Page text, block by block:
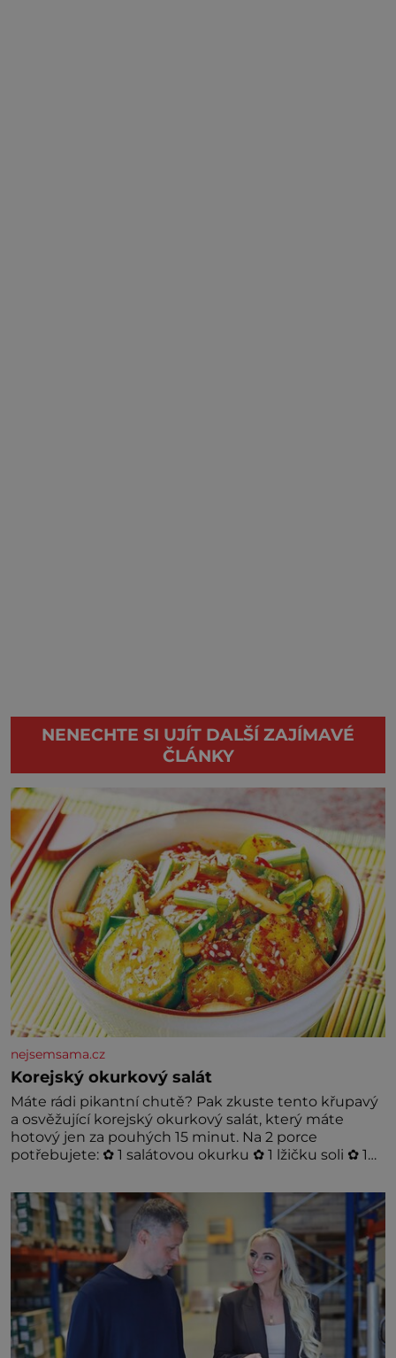
NENECHTE SI UJÍT DALŠÍ ZAJÍMAVÉ
ČLÁNKY
nejsemsama.cz
Korejský okurkový salát
Máte rádi pikantní chutě? Pak zkuste tento křupavý
a osvěžující korejský okurkový salát, který máte
hotový jen za pouhých 15 minut. Na 2 porce
potřebujete: ✿ 1 salátovou okurku ✿ 1 lžičku soli ✿ 1
rýžového octa ✿ 1 lžičku sezamového oleje ✿ 1 lžičku
chilli ✿ 1 lžičku cukru ✿ 1 jarní cibulku ✿ 1 lžíci
sezamových semínek